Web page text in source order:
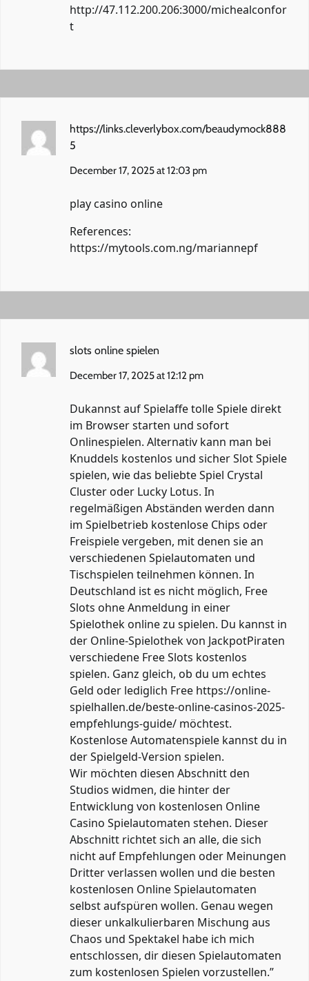
http://47.112.200.206:3000/michealconfor
t
https://links.cleverlybox.com/beaudymock888
5
December 17, 2025 at 12:03 pm
play casino online
References:
https://mytools.com.ng/mariannepf
slots online spielen
December 17, 2025 at 12:12 pm
Dukannst auf Spielaffe tolle Spiele direkt
im Browser starten und sofort
Onlinespielen. Alternativ kann man bei
Knuddels kostenlos und sicher Slot Spiele
spielen, wie das beliebte Spiel Crystal
Cluster oder Lucky Lotus. In
regelmäßigen Abständen werden dann
im Spielbetrieb kostenlose Chips oder
Freispiele vergeben, mit denen sie an
verschiedenen Spielautomaten und
Tischspielen teilnehmen können. In
Deutschland ist es nicht möglich, Free
Slots ohne Anmeldung in einer
Spielothek online zu spielen. Du kannst in
der Online-Spielothek von JackpotPiraten
verschiedene Free Slots kostenlos
spielen. Ganz gleich, ob du um echtes
Geld oder lediglich Free https://online-
spielhallen.de/beste-online-casinos-2025-
empfehlungs-guide/ möchtest.
Kostenlose Automatenspiele kannst du in
der Spielgeld-Version spielen.
Wir möchten diesen Abschnitt den
Studios widmen, die hinter der
Entwicklung von kostenlosen Online
Casino Spielautomaten stehen. Dieser
Abschnitt richtet sich an alle, die sich
nicht auf Empfehlungen oder Meinungen
Dritter verlassen wollen und die besten
kostenlosen Online Spielautomaten
selbst aufspüren wollen. Genau wegen
dieser unkalkulierbaren Mischung aus
Chaos und Spektakel habe ich mich
entschlossen, dir diesen Spielautomaten
zum kostenlosen Spielen vorzustellen.”